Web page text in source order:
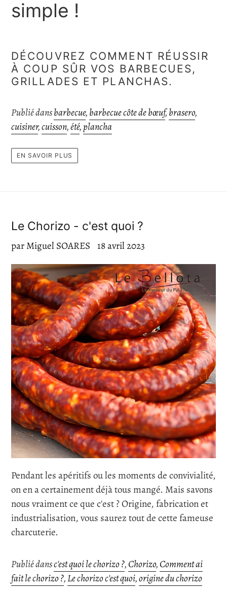
simple !
DÉCOUVREZ COMMENT RÉUSSIR
À COUP SÛR VOS BARBECUES,
GRILLADES ET PLANCHAS.
Publié dansbarbecue,barbecue côte de bœuf,brasero,
cuisiner,cuisson,été,plancha
EN SAVOIR PLUS
Le Chorizo - c'est quoi ?
par Miguel SOARES 18 avril 2023
Pendant les apéritifs ou les moments de convivialité,
on en a certainement déjà tous mangé. Mais savons
nous vraiment ce que c'est ? Origine, fabrication et
industrialisation, vous saurez tout de cette fameuse
charcuterie.
Publié dansc'est quoi le chorizo ?,Chorizo,Comment ai
fait le chorizo ?,Le chorizo c'est quoi,origine du chorizo